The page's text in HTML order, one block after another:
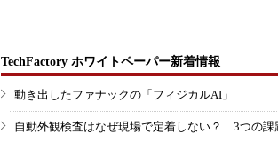
TechFactory ホワイトペーパー新着情報
動き出したファナックの「フィジカルAI」
自動外観検査はなぜ現場で定着しない？ 3つの課